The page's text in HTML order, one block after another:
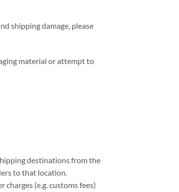
shipping damage, please
material or attempt to
destinations from the
to that location.
(e.g. customs fees)